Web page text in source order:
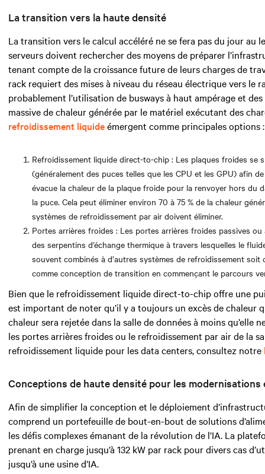
La transition vers la haute densité
La transition vers le calcul accéléré ne se fera pas du jour au
serveurs doivent rechercher des moyens de préparer
tenant compte de la croissance future de leurs charges de
rack requiert des mises à niveau du réseau électrique vers le
probablement l’utilisation de busways à haut ampérage et
massive de chaleur générée par le matériel exécutant des
refroidissement liquideémergent comme principales options :
Refroidissement liquide direct-to-chip : Les plaques froides
(généralement des puces telles que les CPU et les GPU) afin
évacue la chaleur de la plaque froide pour la renvoyer hors du
la puce. Cela peut éliminer environ 70 à 75 % de la chaleur
systèmes de refroidissement par air doivent éliminer.
Portes arrières froides : Les portes arrières froides passives
des serpentins d’échange thermique à travers lesquelles le
souvent combinés à d’autres systèmes de refroidissement
comme conception de transition en commençant le parcours
Bien que le refroidissement liquide direct-to-chip offre une
est important de noter qu’il y a toujours un excès de chaleur
chaleur sera rejetée dans la salle de données à moins qu’elle
les portes arrières froides ou le refroidissement par air de la
refroidissement liquide pour les data centers, consultez notre
Conceptions de haute densité pour les
Afin de simplifier la conception et le déploiement
comprend un portefeuille de bout-en-bout de solutions
les défis complexes émanant de la révolution de l’IA. La
prenant en charge jusqu’à 132 kW par rack pour divers cas
jusqu’à une usine d’IA.